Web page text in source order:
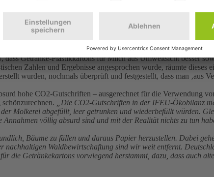
erneut gezeigt, dass sie kein Interesse an
Deutschland auf die Abfallhierarchie besonnen und stellt
Vorteilhaftigkeit‘ von Einwegverpackungen verabschiedet.
Transportentfernungen von 1.443 Kilometern und für Saft
Getränke-Plastikkartons für Milch aus Umweltsicht besser
Zahlen und Ergebnisse angesprochen wurde, räumte
wurden, nochmals überprüft und festgestellt, dass man ‚aus
hohe CO2-Gutschriften – ausgerechnet für die Verwendung
„Die CO2-Gutschriften in der IFEU-Ökobilanz
Molkerei abgefüllt, leer getrunken und wiederbefüllt würden.
Annahmen völlig absurd sind und mit der Realität nichts zu tun
Bäume zu fällen und daraus Papier herzustellen. Dabei
nachhaltigen Waldbewirtschaftung sind wir weit entfernt.
die Getränkekartons vorwiegend herstammt, dazu, dass auch